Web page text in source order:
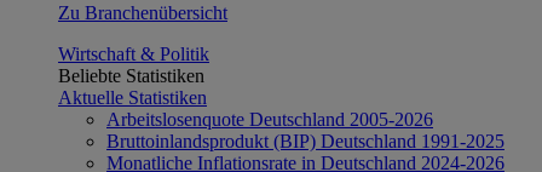
Zu Branchenübersicht
Wirtschaft & Politik
Beliebte Statistiken
Aktuelle Statistiken
Arbeitslosenquote Deutschland 2005-2026
Bruttoinlandsprodukt (BIP) Deutschland 1991-2025
Monatliche Inflationsrate in Deutschland 2024-2026